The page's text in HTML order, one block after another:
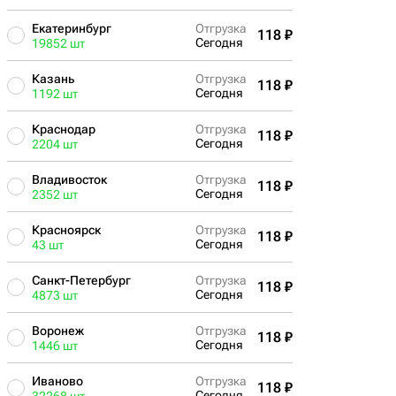
Екатеринбург
19852 шт
Отгрузка
Сегодня
118 ₽
Казань
1192 шт
Отгрузка
Сегодня
118 ₽
Краснодар
2204 шт
Отгрузка
Сегодня
118 ₽
Владивосток
2352 шт
Отгрузка
Сегодня
118 ₽
Красноярск
43 шт
Отгрузка
Сегодня
118 ₽
Санкт-Петербург
4873 шт
Отгрузка
Сегодня
118 ₽
Воронеж
1446 шт
Отгрузка
Сегодня
118 ₽
Иваново
Отгрузка
118 ₽